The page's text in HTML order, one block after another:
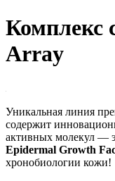
Комплекс
Array
Уникальная линия
содержит
активных молекул —
Epidermal Growth
хронобиологии кожи!